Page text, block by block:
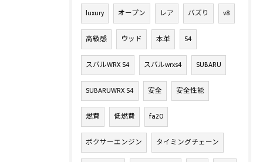
luxury オープン レア バズり v8
高級感 ウッド 本革 S4
スバルWRX S4 スバルwrxs4 SUBARU
SUBARUWRX S4 安全 安全性能
燃費 低燃費 fa20
ボクサーエンジン タイミングチェーン